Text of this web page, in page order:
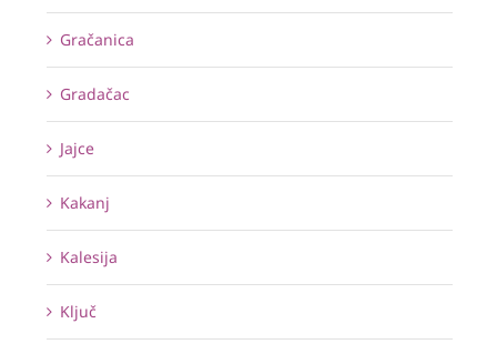
Gračanica
Gradačac
Jajce
Kakanj
Kalesija
Ključ